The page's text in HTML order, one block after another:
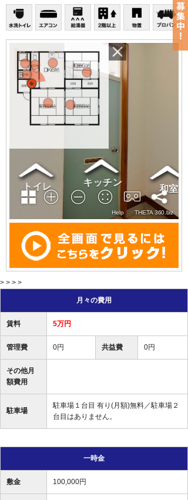
> > > >
月々の費用
賃料 5万円
管理費 0円 共益費 0円
その他月
額費用
駐車場
駐車場１台目 有り(月額)無料／駐車場２
台目はありません。
一時金
敷金 100,000円